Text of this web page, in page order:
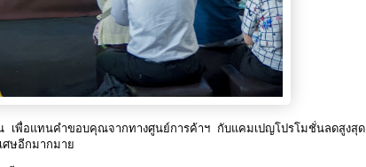
เพื่อแทนคำขอบคุณจากทางศูนย์การค้าฯ กับแคมเปญโปรโมชั่นลดสูงสุด
ษอีกมากมาย